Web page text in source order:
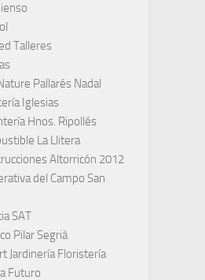
Talleres
Pallarés Nadal
Iglesias
Hnos. Ripollés
La Llitera
Altorricón 2012
del Campo San
SAT
Pilar Segrià
Jardinería Floristería
Futuro